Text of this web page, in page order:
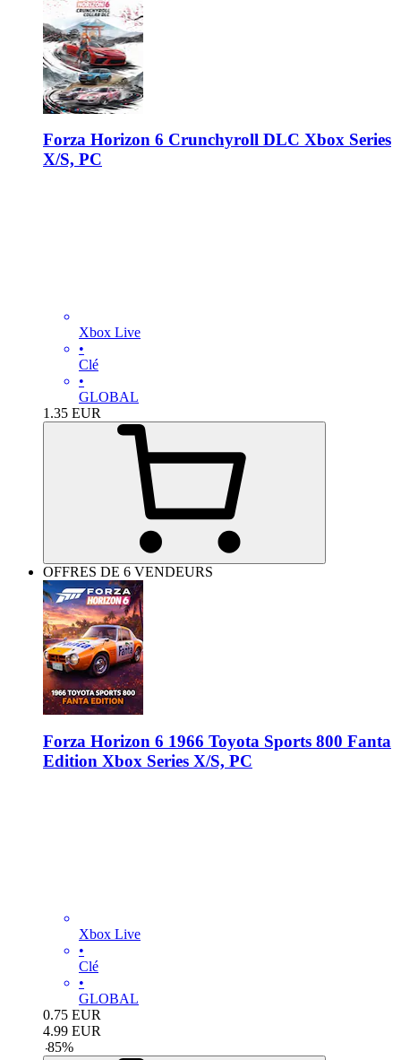
Forza Horizon 6 Crunchyroll DLC Xbox Series
X/S, PC
Xbox Live
•
Clé
•
GLOBAL
1.35 EUR
OFFRES DE 6 VENDEURS
Forza Horizon 6 1966 Toyota Sports 800 Fanta
Edition Xbox Series X/S, PC
Xbox Live
•
Clé
•
GLOBAL
0.75 EUR
4.99 EUR
-85%